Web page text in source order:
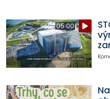
05:00